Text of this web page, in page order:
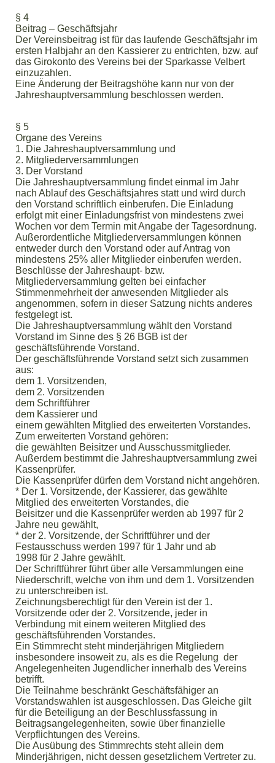
§ 4
Beitrag – Geschäftsjahr
Der Vereinsbeitrag ist für das laufende Geschäftsjahr im
ersten Halbjahr an den Kassierer zu entrichten, bzw. auf
das Girokonto des Vereins bei der Sparkasse Velbert
einzuzahlen.
Eine Änderung der Beitragshöhe kann nur von der
Jahreshauptversammlung beschlossen werden.
§ 5
Organe des Vereins
1. Die Jahreshauptversammlung und
2. Mitgliederversammlungen
3. Der Vorstand
Die Jahreshauptversammlung findet einmal im Jahr
nach Ablauf des Geschäftsjahres statt und wird durch
den Vorstand schriftlich einberufen. Die Einladung
erfolgt mit einer Einladungsfrist von mindestens zwei
Wochen vor dem Termin mit Angabe der Tagesordnung.
Außerordentliche Mitgliederversammlungen können
entweder durch den Vorstand oder auf Antrag von
mindestens 25% aller Mitglieder einberufen werden.
Beschlüsse der Jahreshaupt- bzw.
Mitgliederversammlung gelten bei einfacher
Stimmenmehrheit der anwesenden Mitglieder als
angenommen, sofern in dieser Satzung nichts anderes
festgelegt ist.
Die Jahreshauptversammlung wählt den Vorstand
Vorstand im Sinne des § 26 BGB ist der
geschäftsführende Vorstand.
Der geschäftsführende Vorstand setzt sich zusammen
aus:
dem 1. Vorsitzenden,
dem 2. Vorsitzenden
dem Schriftführer
dem Kassierer und
einem gewählten Mitglied des erweiterten Vorstandes.
Zum erweiterten Vorstand gehören:
die gewählten Beisitzer und Ausschussmitglieder.
Außerdem bestimmt die Jahreshauptversammlung zwei
Kassenprüfer.
Die Kassenprüfer dürfen dem Vorstand nicht angehören.
* Der 1. Vorsitzende, der Kassierer, das gewählte
Mitglied des erweiterten Vorstandes, die
Beisitzer und die Kassenprüfer werden ab 1997 für 2
Jahre neu gewählt,
* der 2. Vorsitzende, der Schriftführer und der
Festausschuss werden 1997 für 1 Jahr und ab
1998 für 2 Jahre gewählt.
Der Schriftführer führt über alle Versammlungen eine
Niederschrift, welche von ihm und dem 1. Vorsitzenden
zu unterschreiben ist.
Zeichnungsberechtigt für den Verein ist der 1.
Vorsitzende oder der 2. Vorsitzende, jeder in
Verbindung mit einem weiteren Mitglied des
geschäftsführenden Vorstandes.
Ein Stimmrecht steht minderjährigen Mitgliedern
insbesondere insoweit zu, als es die Regelung der
Angelegenheiten Jugendlicher innerhalb des Vereins
betrifft.
Die Teilnahme beschränkt Geschäftsfähiger an
Vorstandswahlen ist ausgeschlossen. Das Gleiche gilt
für die Beteiligung an der Beschlussfassung in
Beitragsangelegenheiten, sowie über finanzielle
Verpflichtungen des Vereins.
Die Ausübung des Stimmrechts steht allein dem
Minderjährigen, nicht dessen gesetzlichem Vertreter zu.